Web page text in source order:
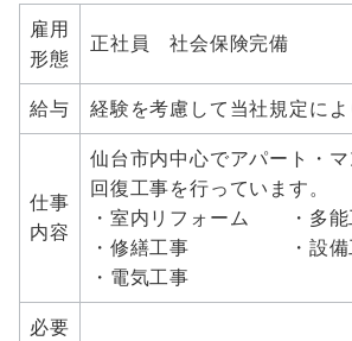
雇用
形態
正社員 社会保険完備
給与 経験を考慮して当社規定に
仕事
内容
仙台市内中心でアパート・
回復工事を行っています。
・室内リフォーム ・多能
・修繕工事 ・設備
・電気工事
必要